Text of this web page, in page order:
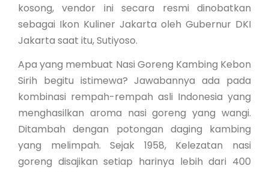
kosong, vendor ini secara resmi dinobatkan
sebagai Ikon Kuliner Jakarta oleh Gubernur DKI
Jakarta saat itu, Sutiyoso.
Apa yang membuat Nasi Goreng Kambing Kebon
Sirih begitu istimewa? Jawabannya ada pada
kombinasi rempah-rempah asli Indonesia yang
menghasilkan aroma nasi goreng yang wangi.
Ditambah dengan potongan daging kambing
yang melimpah. Sejak 1958, Kelezatan nasi
goreng disajikan setiap harinya lebih dari 400